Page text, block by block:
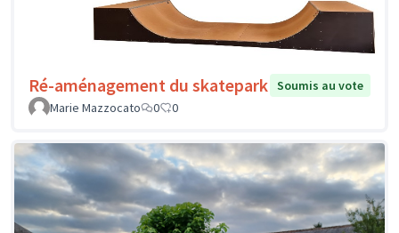
Ré-aménagement du skatepark Soumis au vote
Marie Mazzocato
0 0